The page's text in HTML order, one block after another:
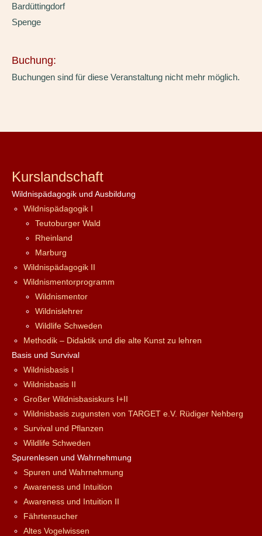
Bardüttingdorf
Spenge
Buchung:
Buchungen sind für diese Veranstaltung nicht mehr möglich.
Kurslandschaft
Wildnispädagogik und Ausbildung
Wildnispädagogik I
Teutoburger Wald
Rheinland
Marburg
Wildnispädagogik II
Wildnismentorprogramm
Wildnismentor
Wildnislehrer
Wildlife Schweden
Methodik – Didaktik und die alte Kunst zu lehren
Basis und Survival
Wildnisbasis I
Wildnisbasis II
Großer Wildnisbasiskurs I+II
Wildnisbasis zugunsten von TARGET e.V. Rüdiger Nehberg
Survival und Pflanzen
Wildlife Schweden
Spurenlesen und Wahrnehmung
Spuren und Wahrnehmung
Awareness und Intuition
Awareness und Intuition II
Fährtensucher
Altes Vogelwissen